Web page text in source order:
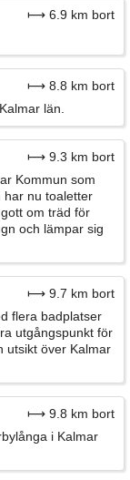
⟼ 6.9 km bort
⟼ 8.8 km bort
län.
⟼ 9.3 km bort
Kommun som
har nu toaletter
om träd för
och lämpar sig
⟼ 9.7 km bort
flera badplatser
utgångspunkt för
utsikt över Kalmar
⟼ 9.8 km bort
i Kalmar